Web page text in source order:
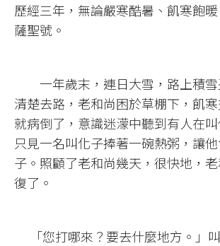
歷經三年，無論嚴寒酷暑、飢寒飽
薩聖號。
一年歲末，連日大雪，路上積雪
清楚去路，老和尚困於草棚下，飢
就病倒了，意識迷濛中聽到有人在叫
只見一名叫化子捧著一碗熱粥，讓
子。照顧了老和尚幾天，很快地，
復了。
「您打哪來？要去什麼地方。」